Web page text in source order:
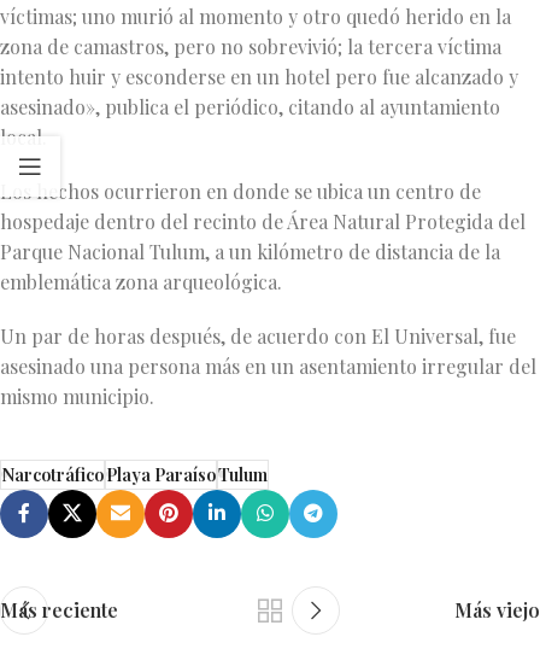
víctimas; uno murió al momento y otro quedó herido en la
zona de camastros, pero no sobrevivió; la tercera víctima
intento huir y esconderse en un hotel pero fue alcanzado y
asesinado», publica el periódico, citando al ayuntamiento
local.
Los hechos ocurrieron en donde se ubica un centro de
hospedaje dentro del recinto de Área Natural Protegida del
Parque Nacional Tulum, a un kilómetro de distancia de la
emblemática zona arqueológica.
Un par de horas después, de acuerdo con El Universal, fue
asesinado una persona más en un asentamiento irregular del
mismo municipio.
NarcotráficoPlaya ParaísoTulum
Más reciente Más viejo